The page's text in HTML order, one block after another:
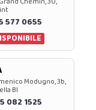
577 0655
Modugno, 3b,
BI
082 1525